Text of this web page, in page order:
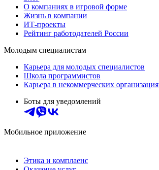
О компаниях в игровой форме
Жизнь в компании
ИТ-проекты
Рейтинг работодателей России
Молодым специалистам
Карьера для молодых специалистов
Школа программистов
Карьера в некоммерческих
Боты для уведомлений
Мобильное приложение
Этика и комплаенс